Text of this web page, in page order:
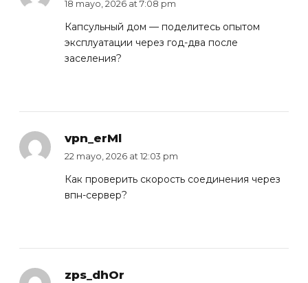
18 mayo, 2026 at 7:08 pm
Капсульный дом — поделитесь опытом
эксплуатации через год-два после
заселения?
vpn_erMl
22 mayo, 2026 at 12:03 pm
Как проверить скорость соединения через
впн-сервер?
zps_dhOr